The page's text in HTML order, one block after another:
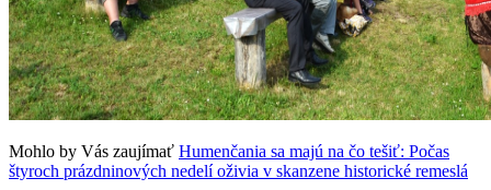
Mohlo by Vás zaujímať Humenčania sa majú na čo tešiť: Počas
štyroch prázdninových nedelí oživia v skanzene historické remeslá